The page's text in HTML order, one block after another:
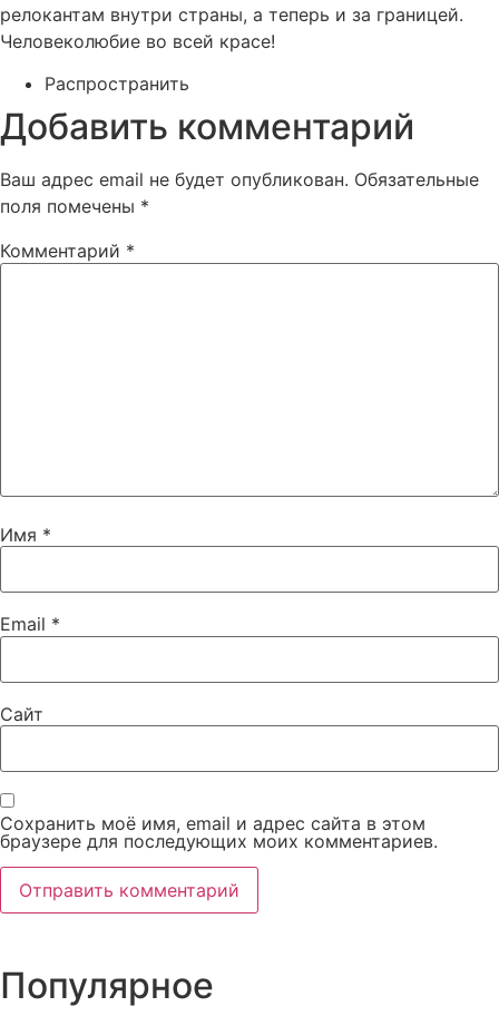
релокантам внутри страны, а теперь и за границей.
Человеколюбие во всей красе!
Распространить
Добавить комментарий
Ваш адрес email не будет опубликован. Обязательные
поля помечены *
Комментарий *
Имя *
Email *
Сайт
Сохранить моё имя, email и адрес сайта в этом
браузере для последующих моих комментариев.
Популярное